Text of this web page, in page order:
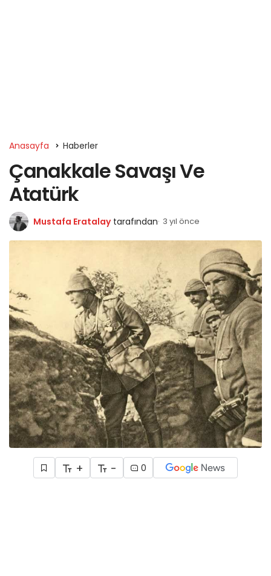
Anasayfa Haberler
Çanakkale Savaşı Ve
Atatürk
Mustafa Eratalay tarafından 3 yıl önce
+ - 0